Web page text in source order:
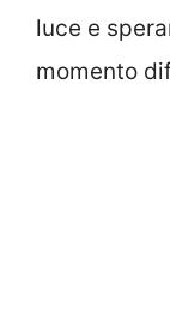
luce e
momento